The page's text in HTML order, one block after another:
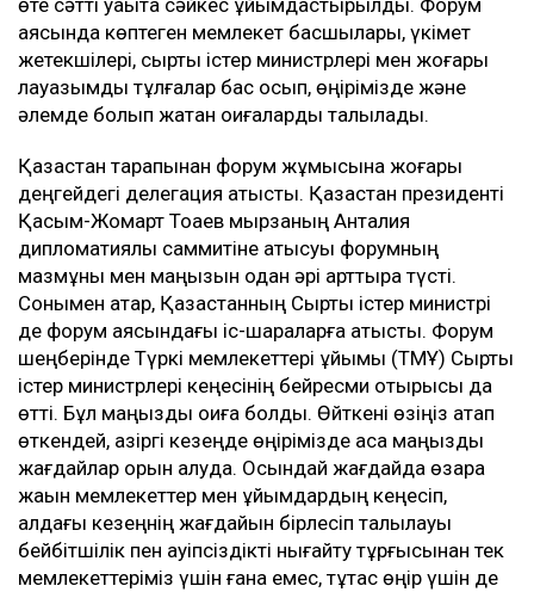
өте сәтті уақытқа сәйкес ұйымдастырылды. Форум
аясында көптеген мемлекет басшылары, үкімет
жетекшілері, сыртқы істер министрлері мен жоғары
лауазымды тұлғалар бас қосып, өңірімізде және
әлемде болып жатқан оқиғаларды талқылады.
Қазақстан тарапынан форум жұмысына жоғары
деңгейдегі делегация қатысты. Қазақстан президенті
Қасым-Жомарт Тоқаев мырзаның Анталия
дипломатиялық саммитіне қатысуы форумның
мазмұны мен маңызын одан әрі арттыра түсті.
Сонымен қатар, Қазақстанның Сыртқы істер министрі
де форум аясындағы іс-шараларға қатысты. Форум
шеңберінде Түркі мемлекеттері ұйымы (ТМҰ) Сыртқы
істер министрлері кеңесінің бейресми отырысы да
өтті. Бұл маңызды оқиға болды. Өйткені өзіңіз атап
өткендей, қазіргі кезеңде өңірімізде аса маңызды
жағдайлар орын алуда. Осындай жағдайда өзара
жақын мемлекеттер мен ұйымдардың кеңесіп,
алдағы кезеңнің жағдайын бірлесіп талқылауы
бейбітшілік пен қауіпсіздікті нығайту тұрғысынан тек
мемлекеттеріміз үшін ғана емес, тұтас өңір үшін де